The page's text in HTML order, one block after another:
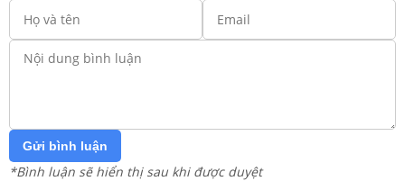
Gửi bình luận
*Bình luận sẽ hiển thị sau khi được duyệt